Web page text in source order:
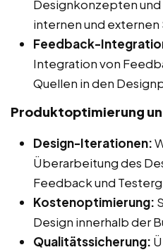
Designkonzepten
internen und
Feedback-
Integration von
Quellen in den
Produktoptimierung
Design-Iterationen:
Überarbeitung des
Feedback und
Kostenoptimierung:
Design innerhalb der
Qualitätssicherung: